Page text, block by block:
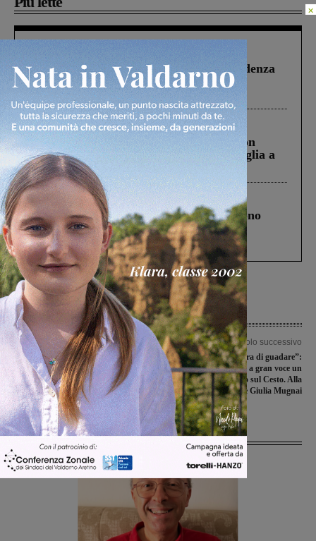
Piscina di Figline finanziata oltre la scadenza
Pnrr, il gruppo di Fratelli d’Italia: “Un
ringraziamento al Governo”
Cronaca 3 Agosto 2026
Scomparso da una struttura di Castiglion
Fiorentino l’uomo che aveva ucciso la figlia a
Levane nel 2020
Cronaca 4 Agosto 2026
Un anno fa la strage in A1 in cui morirono
Gianni, Giulia e Franco. Lo schianto, il
processo, lo stop ai sorpassi fra tir....
Articolo precedente
Esordienti in gara nella “Coppa
Martiri del 4-11 luglio-memorial
Roberto Lorenzini”
Articolo successivo
“Basta guardare, è l’ora di guadare”:
i cittadini chiedono a gran voce un
attraversamento sul Cesto. Alla
manifestazione anche Giulia Mugnai
Ultime Notizie
×